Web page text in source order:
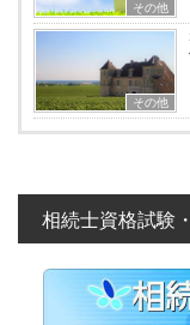
その他
その他
相続士資格試験